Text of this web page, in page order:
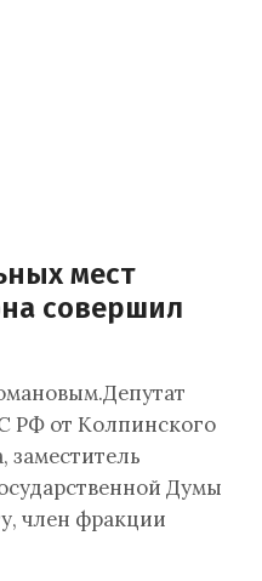
мест
совершил
РФ от Колпинского
заместитель
Думы
член фракции